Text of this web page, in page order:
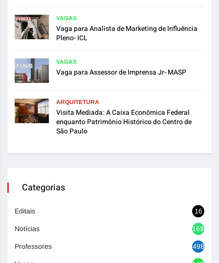
VAGAS
Vaga para Analista de Marketing de Influência
Pleno- ICL
VAGAS
Vaga para Assessor de Imprensa Jr- MASP
ARQUITETURA
Visita Mediada: A Caixa Econômica Federal
enquanto Patrimônio Histórico do Centro de
São Paulo
Categorias
Editais 16
Notícias 1692
Professores 498